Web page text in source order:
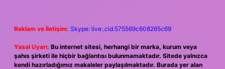
Reklam ve İletişim: Skype: live:.cid.575569c608265c69
Yasal Uyarı: Bu internet sitesi, herhangi bir marka, kurum veya
şahıs şirketi ile hiçbir bağlantısı bulunmamaktadır. Sitede yalnızca
kendi hazırladığımız makaleler paylaşılmaktadır. Burada yer alan